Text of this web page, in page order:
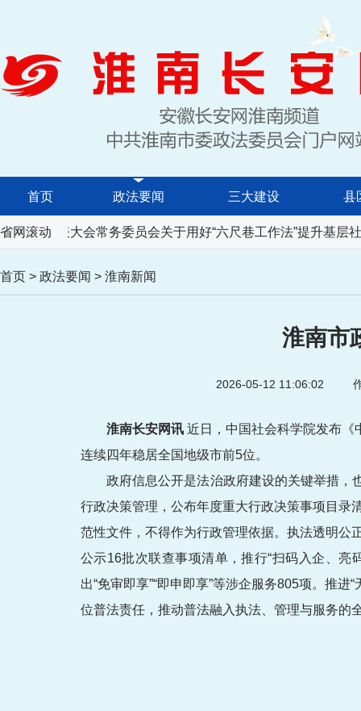
首页 政法要闻 三大建设 县
省网滚动
人民代表大会常务委员会关于用好“六尺巷工作法”提升基层社
首页 > 政法要闻 > 淮南新闻
淮南市
2026-05-12 11:06:02
淮南长安网讯 近日，中国社会科学院发布《
连续四年稳居全国地级市前5位。
政府信息公开是法治政府建设的关键举措，
行政决策管理，公布年度重大行政决策事项目录
范性文件，不得作为行政管理依据。执法透明公
公示16批次联查事项清单，推行“扫码入企、
出“免审即享”“即申即享”等涉企服务805项。推
位普法责任，推动普法融入执法、管理与服务的